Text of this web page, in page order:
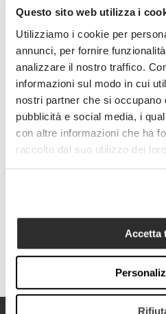
Questo sito web utilizza i
Utilizziamo i cookie per
annunci, per fornire
analizzare il nostro traffico.
informazioni sul modo in cui
nostri partner che si occupano
pubblicità e social media, i
con altre informazioni che ha
raccolto dal suo utilizzo dei
Accetta
Il prodotto comprende:
con piping 50x80 cm
Dettagli
• Tipologia prodotto: parure
• Composizione: 100% cotone
• Qualità: 200 TC
• Misura copripiumino:
• Misura federe: 50x80 cm
• Set composto da 1
• Motivo floreale delicato, ispirato
• Superficie compatta e
• Utilizzabile con imbottitura
• Cura del prodotto: lavabile a
lavare i colori scuri
non candeggiare; asciugare a
max 150°C